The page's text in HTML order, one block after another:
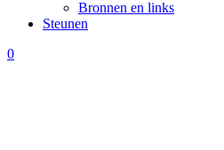
Bronnen en links
Steunen
0